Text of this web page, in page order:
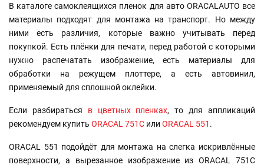
В каталоге самоклеящихся пленок для авто ORACALAUTO все
материалы подходят для монтажа на транспорт. Но между
ними есть различия, которые важно учитывать перед
покупкой. Есть плёнки для печати, перед работой с которыми
нужно распечатать изображение, есть материалы для
обработки на режущем плоттере, а есть автовинил,
применяемый для сплошной оклейки.
Если разбираться в цветных пленках, то для аппликаций
рекомендуем купить ORACAL 751C или ORACAL 551 .
ORACAL 551 подойдёт для монтажа на слегка искривлённые
поверхности, а вырезанное изображение из ORACAL 751C